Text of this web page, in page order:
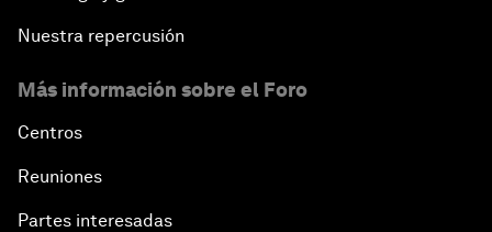
Nuestra repercusión
Más información sobre el Foro
Centros
Reuniones
Partes interesadas